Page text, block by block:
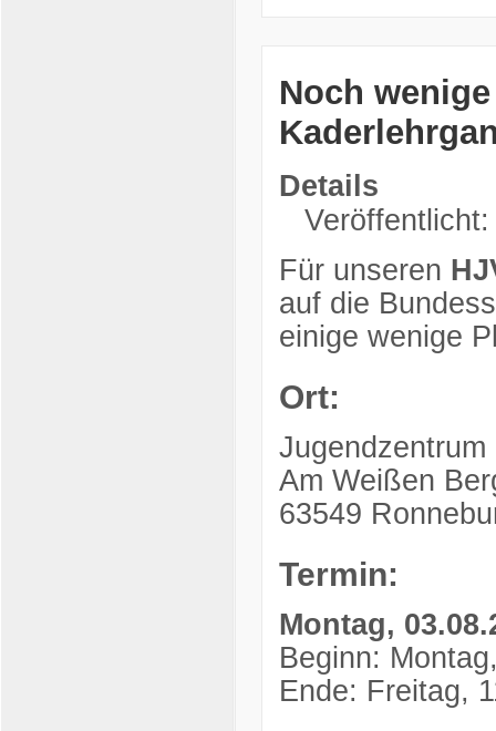
Noch
Details
Für unseren
auf die
einige wenige
Ort:
Jugendzentrum
Am Weißen
63549
Termin:
Montag,
Beginn:
Ende: Freitag,